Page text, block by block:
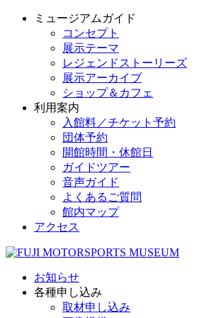
ミュージアムガイド
コンセプト
展示テーマ
レジェンドストーリーズ
展示アーカイブ
ショップ＆カフェ
利用案内
入館料／チケット予約
団体予約
開館時間・休館日
ガイドツアー
音声ガイド
よくあるご質問
館内マップ
アクセス
お知らせ
各種申し込み
取材申し込み